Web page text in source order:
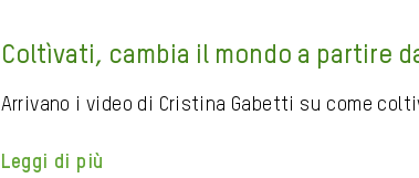
Coltìvati, cambia il mondo a partire
Arrivano i video di Cristina Gabetti su come
Leggi di più